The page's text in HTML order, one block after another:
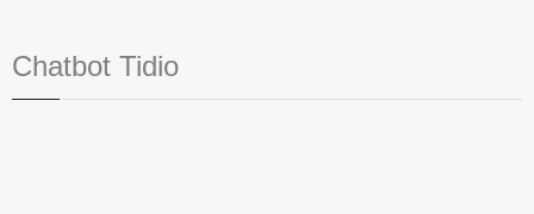
Chatbot Tidio